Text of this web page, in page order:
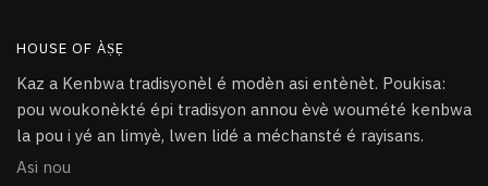
HOUSE OF ÀṢẸ
Kaz a Kenbwa tradisyonèl é modèn asi entènèt. Poukisa:
pou woukonèkté épi tradisyon annou èvè woumété kenbwa
la pou i yé an limyè, lwen lidé a méchansté é rayisans.
Asi nou